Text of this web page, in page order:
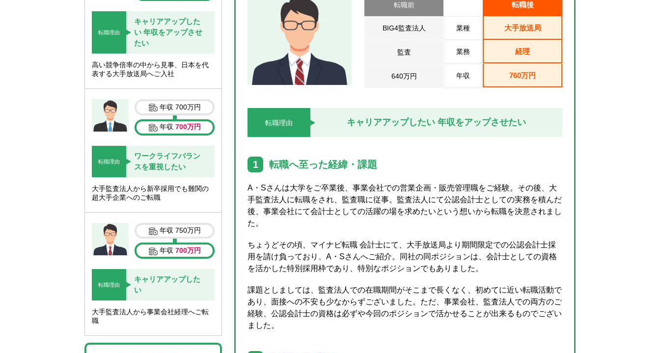
転職前 転職後
BIG4監査法人 業種 大手放送局
監査 業務 経理
640万円 年収 760万円
転職理由 キャリアアップしたい 年収をアップさせたい
1 転職へ至った経緯・課題
A・Sさんは大学をご卒業後、事業会社での営業企画・販売管理職をご経験。その後、大
手監査法人に転職をされ、監査職に従事。監査法人にて公認会計士としての実務を積んだ
後、事業会社にて会計士としての活躍の場を求めたいという想いから転職を決意されまし
た。
ちょうどその頃、マイナビ転職 会計士にて、大手放送局より期間限定での公認会計士採
用を請け負っており、A・Sさんへご紹介。同社の同ポジションは、会計士としての資格
を活かした特別採用枠であり、特別なポジションでもありました。
課題としましては、監査法人での在職期間がそこまで長くなく、初めてに近い転職活動で
あり、面接への不安も少なからずございました。ただ、事業会社、監査法人での両方のご
経験、公認会計士の資格は必ずや今回のポジションで活かせることが出来るものでござい
ました。
転職理由
キャリアアップした
い 年収をアップさせ
たい
高い競争倍率の中から見事、日本を代
表する大手放送局へご入社
年収700万円
年収700万円
転職理由
ワークライフバラン
スを重視したい
大手監査法人から新卒採用でも難関の
超大手企業へのご転職
年収750万円
年収700万円
転職理由
キャリアアップした
い
大手監査法人から事業会社経理へご転
職